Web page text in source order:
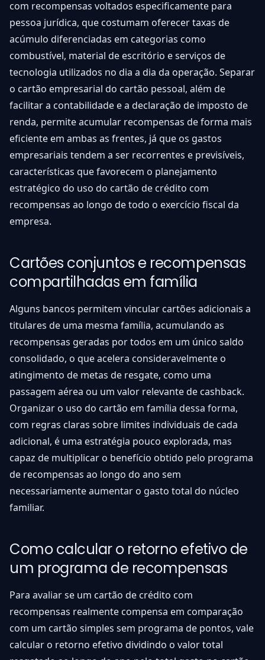
com recompensas voltados especificamente para
pessoa jurídica, que costumam oferecer taxas de
acúmulo diferenciadas em categorias como
combustível, material de escritório e serviços de
tecnologia utilizados no dia a dia da operação. Separar
o cartão empresarial do cartão pessoal, além de
facilitar a contabilidade e a declaração de imposto de
renda, permite acumular recompensas de forma mais
eficiente em ambas as frentes, já que os gastos
empresariais tendem a ser recorrentes e previsíveis,
características que favorecem o planejamento
estratégico do uso do cartão de crédito com
recompensas ao longo de todo o exercício fiscal da
empresa.
Cartões conjuntos e recompensas
compartilhadas em família
Alguns bancos permitem vincular cartões adicionais a
titulares de uma mesma família, acumulando as
recompensas geradas por todos em um único saldo
consolidado, o que acelera consideravelmente o
atingimento de metas de resgate, como uma
passagem aérea ou um valor relevante de cashback.
Organizar o uso do cartão em família dessa forma,
com regras claras sobre limites individuais de cada
adicional, é uma estratégia pouco explorada, mas
capaz de multiplicar o benefício obtido pelo programa
de recompensas ao longo do ano sem
necessariamente aumentar o gasto total do núcleo
familiar.
Como calcular o retorno efetivo de
um programa de recompensas
Para avaliar se um cartão de crédito com
recompensas realmente compensa em comparação
com um cartão simples sem programa de pontos, vale
calcular o retorno efetivo dividindo o valor total